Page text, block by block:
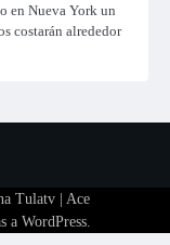
en Nueva York un
costarán alrededor
Tulatv| Ace
a WordPress